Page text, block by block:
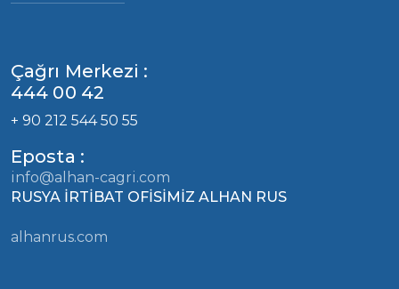
Çağrı Merkezi :
444 00 42
+ 90 212 544 50 55
Eposta :
info@alhan-cagri.com
RUSYA İRTİBAT OFİSİMİZ ALHAN RUS
alhanrus.com